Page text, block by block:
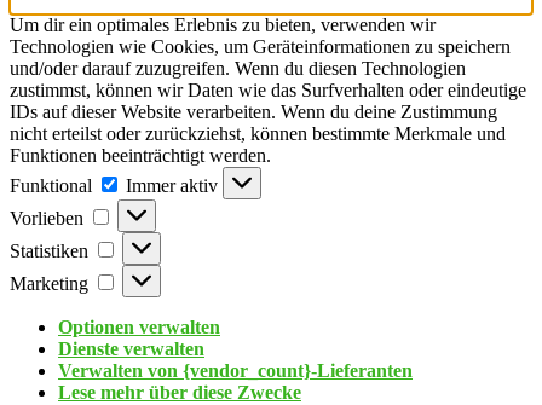
Um dir ein optimales Erlebnis zu bieten, verwenden wir
Technologien wie Cookies, um Geräteinformationen zu speichern
und/oder darauf zuzugreifen. Wenn du diesen Technologien
zustimmst, können wir Daten wie das Surfverhalten oder eindeutige
IDs auf dieser Website verarbeiten. Wenn du deine Zustimmung
nicht erteilst oder zurückziehst, können bestimmte Merkmale und
Funktionen beeinträchtigt werden.
Funktional
Immer aktiv
Vorlieben
Statistiken
Marketing
Optionen verwalten
Dienste verwalten
Verwalten von {vendor_count}-Lieferanten
Lese mehr über diese Zwecke